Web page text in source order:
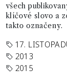
všech
klíčové slovo a
takto označeny.
17.
2013
2015